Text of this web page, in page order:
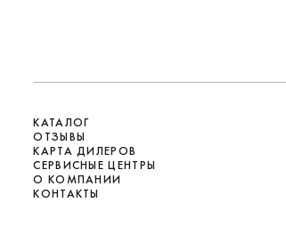
КАТАЛОГ
ОТЗЫВЫ
КАРТА ДИЛЕРОВ
СЕРВИСНЫЕ ЦЕНТРЫ
О КОМПАНИИ
КОНТАКТЫ